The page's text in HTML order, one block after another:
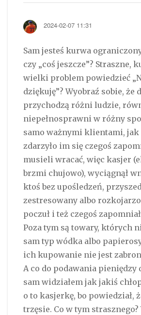
2024-02-07 11:31
Sam jesteś kurwa
czy „coś jeszcze”? Straszne,
wielki problem powiedzieć
dziękuję”? Wyobraź sobie, że
przychodzą różni ludzie,
niepełnosprawni w różny
samo ważnymi klientami, jak
zdarzyło im się czegoś
musieli wracać, więc kasjer
brzmi chujowo), wyciągnął
ktoś bez upośledzeń,
zestresowany albo
poczuł i też czegoś
Poza tym są towary, których
sam typ wódka albo
ich kupowanie nie jest
A co do podawania pieniędzy
sam widziałem jak jakiś
o to kasjerkę, bo powiedział,
trzęsie. Co w tym